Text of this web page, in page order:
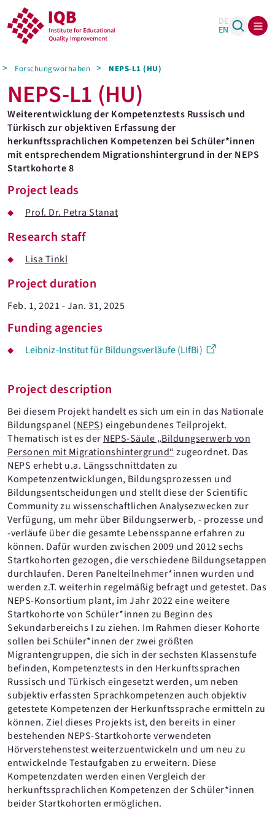
DE
EN
Forschungsvorhaben NEPS-L1 (HU)
Project leads
Prof. Dr. Petra Stanat
Research staff
Lisa Tinkl
Project duration
Feb. 1, 2021 - Jan. 31, 2025
Funding agencies
Leibniz-Institut für Bildungsverläufe (LIfBi)
Project description
Bei diesem Projekt handelt es sich um ein in das Nationale
Bildungspanel (NEPS) eingebundenes Teilprojekt.
Thematisch ist es der NEPS-Säule „Bildungserwerb von
Personen mit Migrationshintergrund“ zugeordnet. Das
NEPS erhebt u.a. Längsschnittdaten zu
Kompetenzentwicklungen, Bildungsprozessen und
Bildungsentscheidungen und stellt diese der Scientific
Community zu wissenschaftlichen Analysezwecken zur
Verfügung, um mehr über Bildungserwerb, - prozesse und
-verläufe über die gesamte Lebensspanne erfahren zu
können. Dafür wurden zwischen 2009 und 2012 sechs
Startkohorten gezogen, die verschiedene Bildungsetappen
durchlaufen. Deren Panelteilnehmer*innen wurden und
werden z.T. weiterhin regelmäßig befragt und getestet. Das
NEPS-Konsortium plant, im Jahr 2022 eine weitere
Startkohorte von Schüler*innen zu Beginn des
Sekundarbereichs I zu ziehen. Im Rahmen dieser Kohorte
sollen bei Schüler*innen der zwei größten
Migrantengruppen, die sich in der sechsten Klassenstufe
befinden, Kompetenztests in den Herkunftssprachen
Russisch und Türkisch eingesetzt werden, um neben
subjektiv erfassten Sprachkompetenzen auch objektiv
getestete Kompetenzen der Herkunftssprache ermitteln zu
können. Ziel dieses Projekts ist, den bereits in einer
bestehenden NEPS-Startkohorte verwendeten
Hörverstehenstest weiterzuentwickeln und um neu zu
entwickelnde Testaufgaben zu erweitern. Diese
Kompetenzdaten werden einen Vergleich der
herkunftssprachlichen Kompetenzen der Schüler*innen
beider Startkohorten ermöglichen.
NEPS-L1 (HU)
Weiterentwicklung der Kompetenztests Russisch und
Türkisch zur objektiven Erfassung der
herkunftssprachlichen Kompetenzen bei Schüler*innen
mit entsprechendem Migrationshintergrund in der NEPS
Startkohorte 8